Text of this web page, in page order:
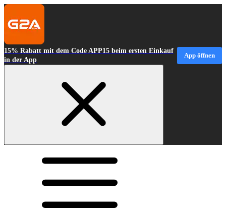
15% Rabatt mit dem Code APP15 beim ersten Einkauf
in der App
App öffnen